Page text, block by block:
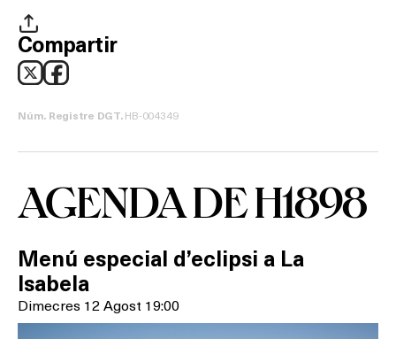
Compartir
Núm. Registre DGT.HB-004349
AGENDA DE H1898
Menú especial d’eclipsi a La
Isabela
Dimecres 12 Agost 19:00